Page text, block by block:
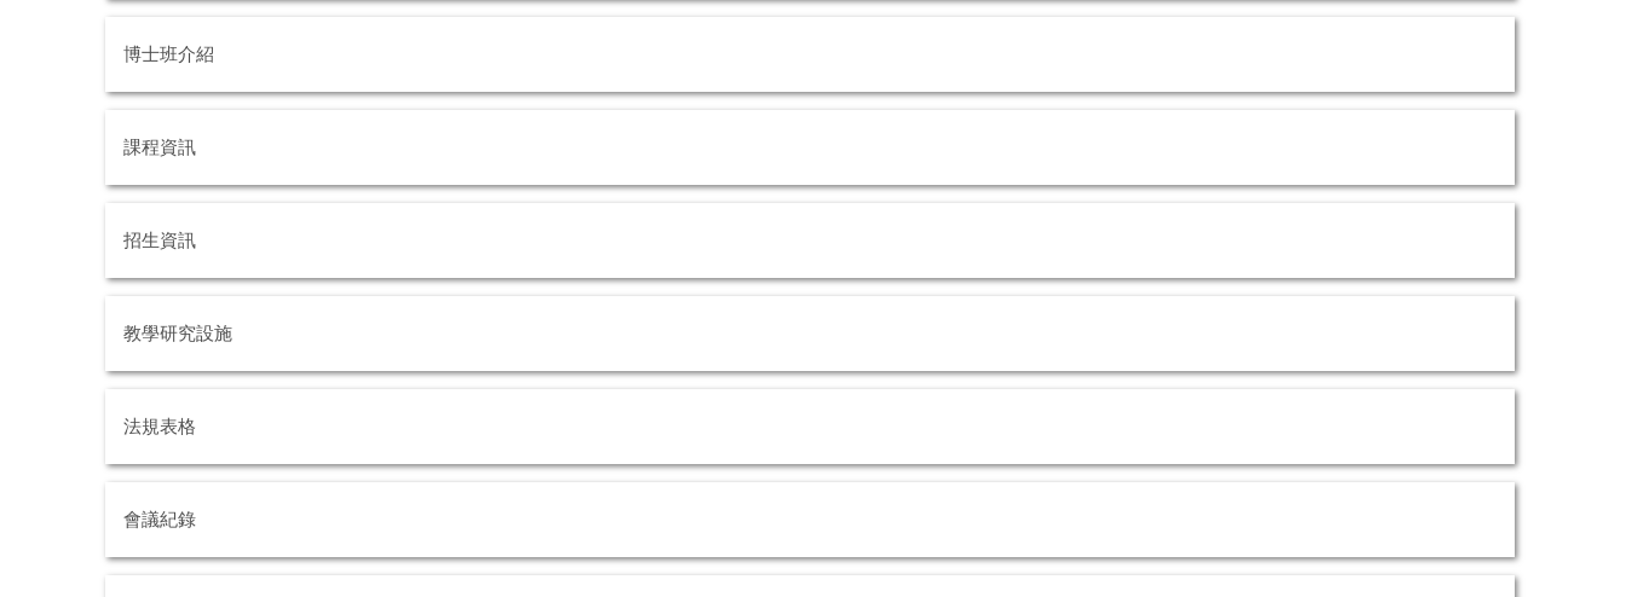
博士班介紹
課程資訊
招生資訊
教學研究設施
法規表格
會議紀錄